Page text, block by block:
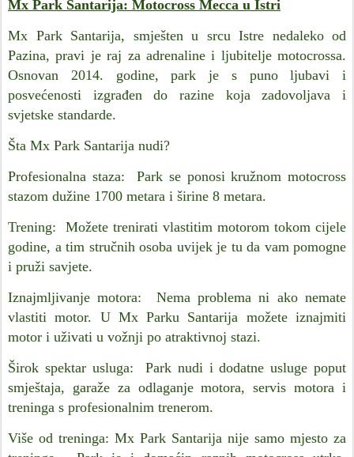
Mx Park Santarija: Motocross Mecca u Istri
Mx Park Santarija, smješten u srcu Istre nedaleko od
Pazina, pravi je raj za adrenaline i ljubitelje motocrossa.
Osnovan 2014. godine, park je s puno ljubavi i
posvećenosti izgrađen do razine koja zadovoljava i
svjetske standarde.
Šta Mx Park Santarija nudi?
Profesionalna staza: Park se ponosi kružnom motocross
stazom dužine 1700 metara i širine 8 metara.
Trening: Možete trenirati vlastitim motorom tokom cijele
godine, a tim stručnih osoba uvijek je tu da vam pomogne
i pruži savjete.
Iznajmljivanje motora: Nema problema ni ako nemate
vlastiti motor. U Mx Parku Santarija možete iznajmiti
motor i uživati u vožnji po atraktivnoj stazi.
Širok spektar usluga: Park nudi i dodatne usluge poput
smještaja, garaže za odlaganje motora, servis motora i
treninga s profesionalnim trenerom.
Više od treninga: Mx Park Santarija nije samo mjesto za